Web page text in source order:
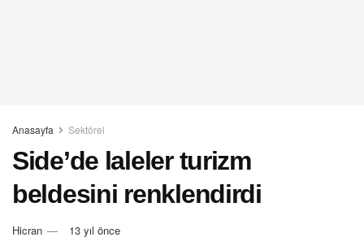
Anasayfa Sektörel
Side’de laleler turizm
beldesini renklendirdi
Hicran 13 yıl önce